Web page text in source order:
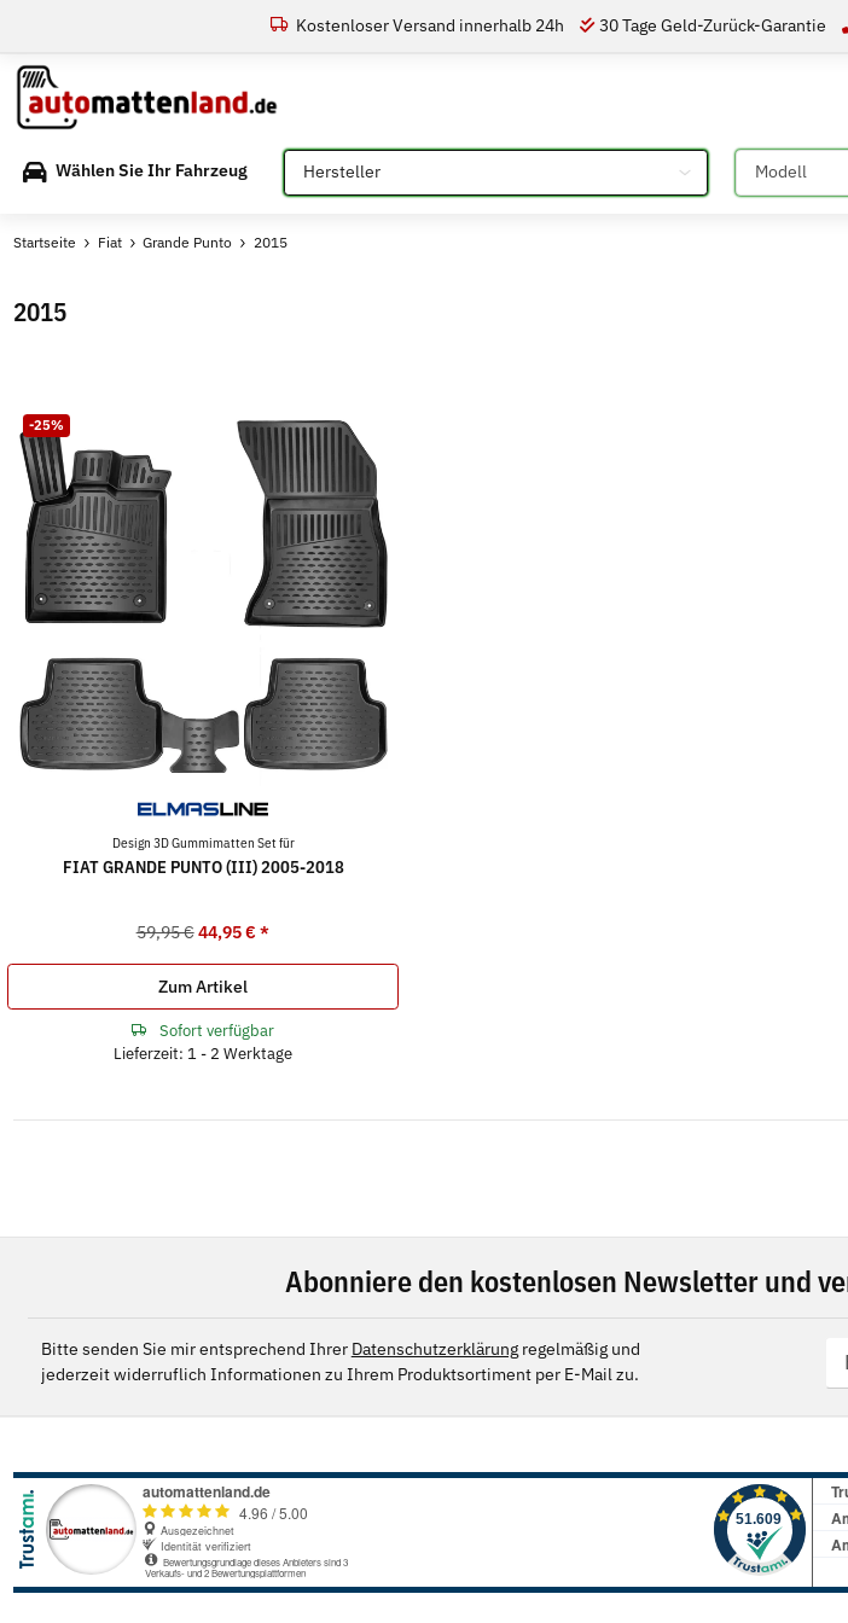
Kostenloser Versand innerhalb 24h 30 Tage Geld-Zurück-Garantie
Wählen Sie Ihr Fahrzeug Bitte auswählen Bitte auswählen
Startseite Fiat Grande Punto 2015
2015
-25%
Design 3D Gummimatten Set für
FIAT GRANDE PUNTO (III) 2005-2018
59,95 € 44,95 €*
Zum Artikel
Sofort verfügbar
Lieferzeit: 1 - 2 Werktage
Abonniere den kostenlosen Newsletter und
Bitte senden Sie mir entsprechend Ihrer Datenschutzerklärungregelmäßig und
jederzeit widerruflich Informationen zu Ihrem Produktsortiment per E-Mail zu.